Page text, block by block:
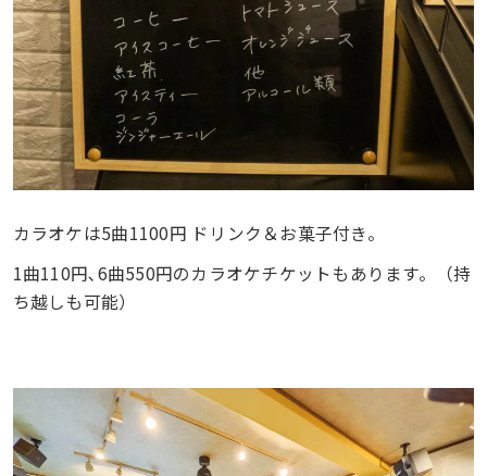
カラオケは5曲1100円 ドリンク＆お菓子付き。
1曲110円､6曲550円のカラオケチケットもあります。（持
ち越しも可能）